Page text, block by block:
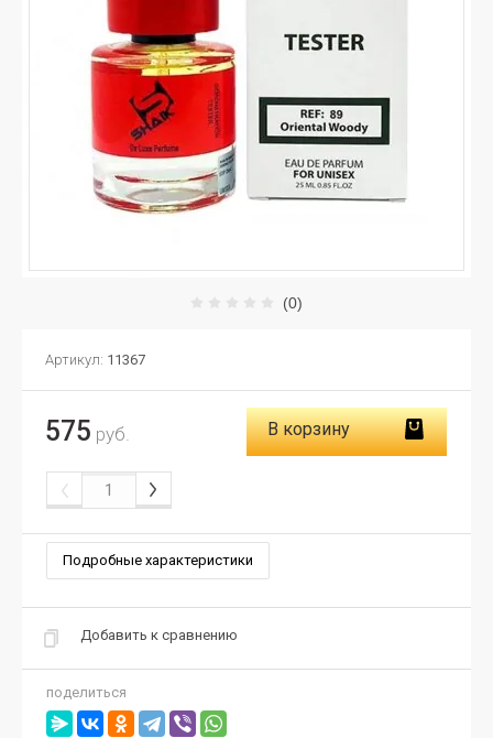
(0)
Артикул: 11367
575 руб. В корзину
Подробные характеристики
Добавить к сравнению
поделиться